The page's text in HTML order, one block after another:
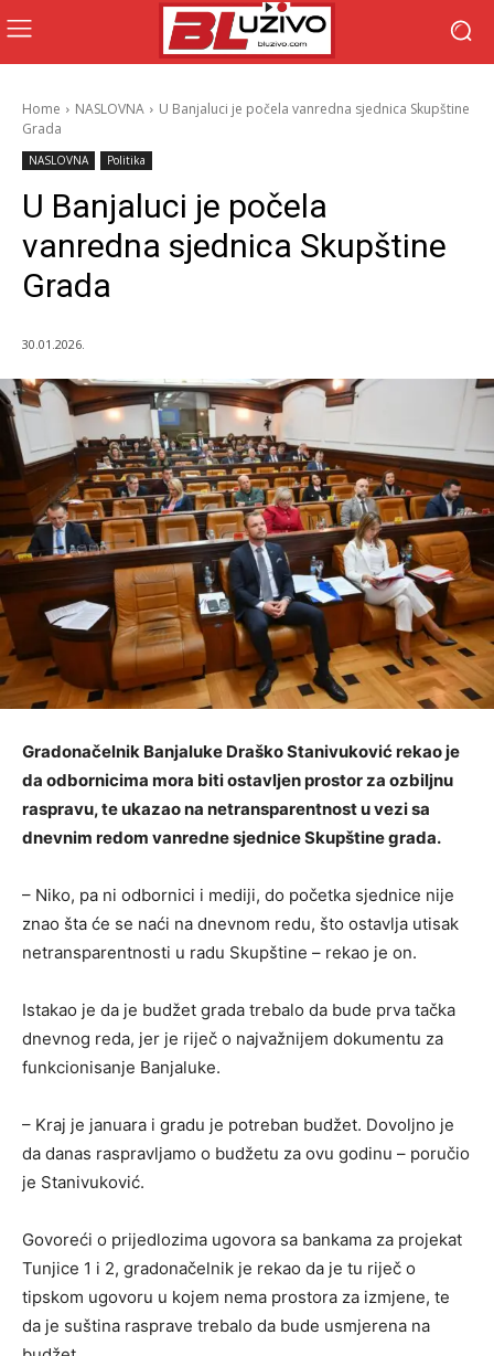
Home NASLOVNA
U Banjaluci je počela vanredna sjednica Skupštine
Grada
NASLOVNA Politika
U Banjaluci je počela
vanredna sjednica Skupštine
Grada
30.01.2026.
Gradonačelnik Banjaluke Draško Stanivuković rekao je
da odbornicima mora biti ostavljen prostor za ozbiljnu
raspravu, te ukazao na netransparentnost u vezi sa
dnevnim redom vanredne sjednice Skupštine grada.
– Niko, pa ni odbornici i mediji, do početka sjednice nije
znao šta će se naći na dnevnom redu, što ostavlja utisak
netransparentnosti u radu Skupštine – rekao je on.
Istakao je da je budžet grada trebalo da bude prva tačka
dnevnog reda, jer je riječ o najvažnijem dokumentu za
funkcionisanje Banjaluke.
– Kraj je januara i gradu je potreban budžet. Dovoljno je
da danas raspravljamo o budžetu za ovu godinu – poručio
je Stanivuković.
Govoreći o prijedlozima ugovora sa bankama za projekat
Tunjice 1 i 2, gradonačelnik je rekao da je tu riječ o
tipskom ugovoru u kojem nema prostora za izmjene, te
da je suština rasprave trebalo da bude usmjerena na